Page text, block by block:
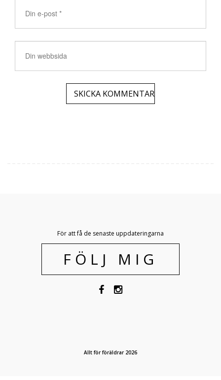
För att få de senaste uppdateringarna
FÖLJ MIG
Allt för föräldrar 2026